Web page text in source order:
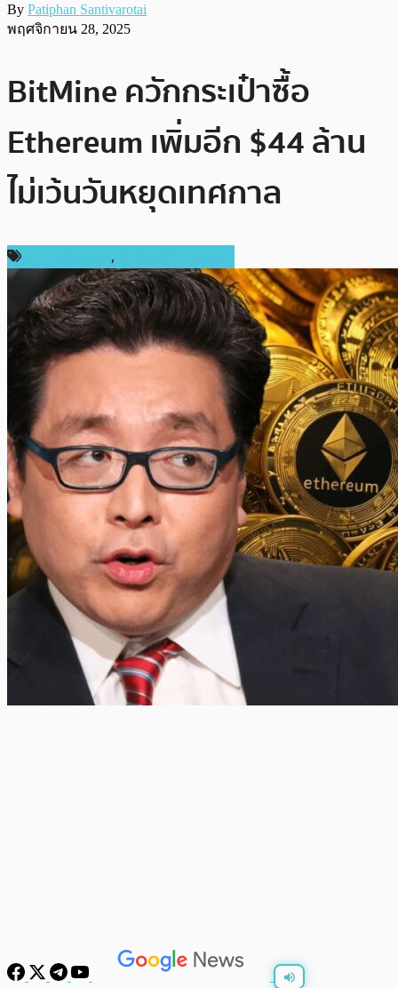
By Patiphan Santivarotai
พฤศจิกายน 28, 2025
BitMine ควักกระเป๋าซื้อ
Ethereum เพิ่มอีก $44 ล้าน
ไม่เว้นวันหยุดเทศกาล
,